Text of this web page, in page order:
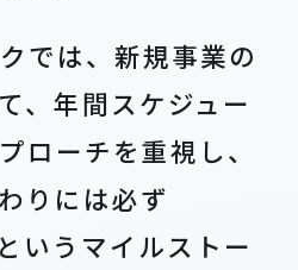
では、新規事業の
、年間スケジュー
ローチを重視し、
りには必ず
いうマイルストー